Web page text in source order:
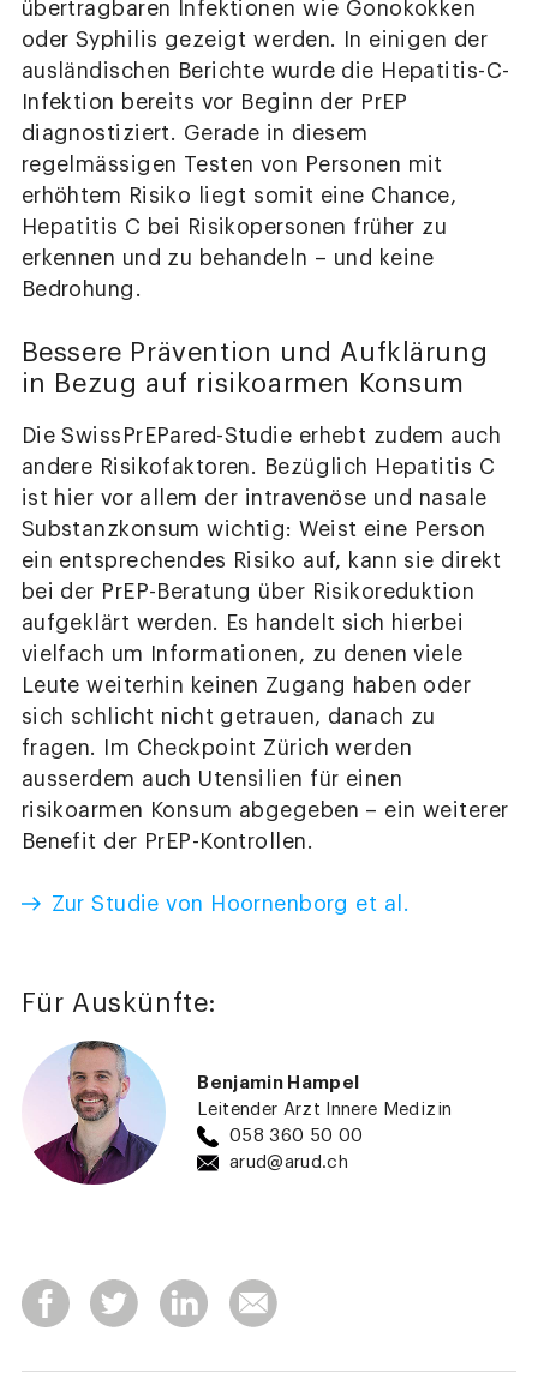
übertragbaren Infektionen wie Gonokokken
oder Syphilis gezeigt werden. In einigen der
ausländischen Berichte wurde die Hepatitis-C-
Infektion bereits vor Beginn der PrEP
diagnostiziert. Gerade in diesem
regelmässigen Testen von Personen mit
erhöhtem Risiko liegt somit eine Chance,
Hepatitis C bei Risikopersonen früher zu
erkennen und zu behandeln – und keine
Bedrohung.
Bessere Prävention und Aufklärung
in Bezug auf risikoarmen Konsum
Die SwissPrEPared-Studie erhebt zudem auch
andere Risikofaktoren. Bezüglich Hepatitis C
ist hier vor allem der intravenöse und nasale
Substanzkonsum wichtig: Weist eine Person
ein entsprechendes Risiko auf, kann sie direkt
bei der PrEP-Beratung über Risikoreduktion
aufgeklärt werden. Es handelt sich hierbei
vielfach um Informationen, zu denen viele
Leute weiterhin keinen Zugang haben oder
sich schlicht nicht getrauen, danach zu
fragen. Im Checkpoint Zürich werden
ausserdem auch Utensilien für einen
risikoarmen Konsum abgegeben – ein weiterer
Benefit der PrEP-Kontrollen.
Zur Studie von Hoornenborg et al.
Für Auskünfte:
Benjamin Hampel
Leitender Arzt Innere Medizin
058 360 50 00
arud@arud.ch